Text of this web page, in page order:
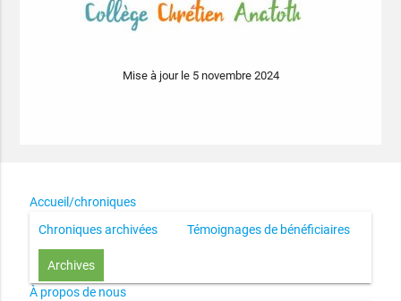
Mise à jour le 5 novembre 2024
Accueil/chroniques
Chroniques archivées
Témoignages de bénéficiaires
Archives
À propos de nous